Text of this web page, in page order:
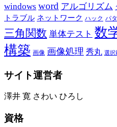
windows word アルゴリズム
トラブル ネットワーク ハック パ
三角関数 単体テスト 数
構築 画像 画像処理 秀丸 選択
サイト運営者
澤井 寛 さわい ひろし
資格